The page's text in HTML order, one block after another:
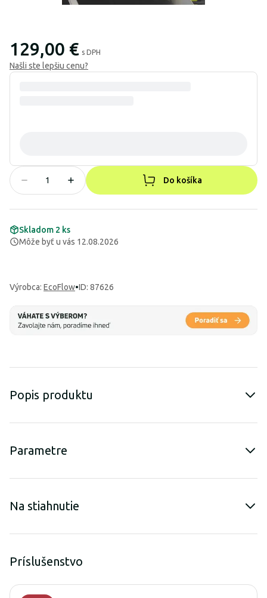
129,00 € s DPH
Našli ste lepšiu cenu?
Do košíka
Skladom 2 ks
Môže byť u vás 12.08.2026
Výrobca: EcoFlow•ID: 87626
Popis produktu
Parametre
Na stiahnutie
Príslušenstvo